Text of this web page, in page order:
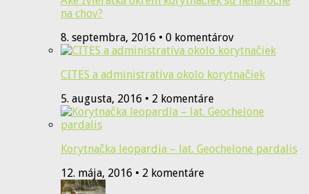
na chov?
8. septembra, 2016 • 0 komentárov
CITES a administratíva okolo korytnačiek
5. augusta, 2016 • 2 komentáre
Korytnačka leopardia – lat. Geochelone pardalis
12. mája, 2016 • 2 komentáre